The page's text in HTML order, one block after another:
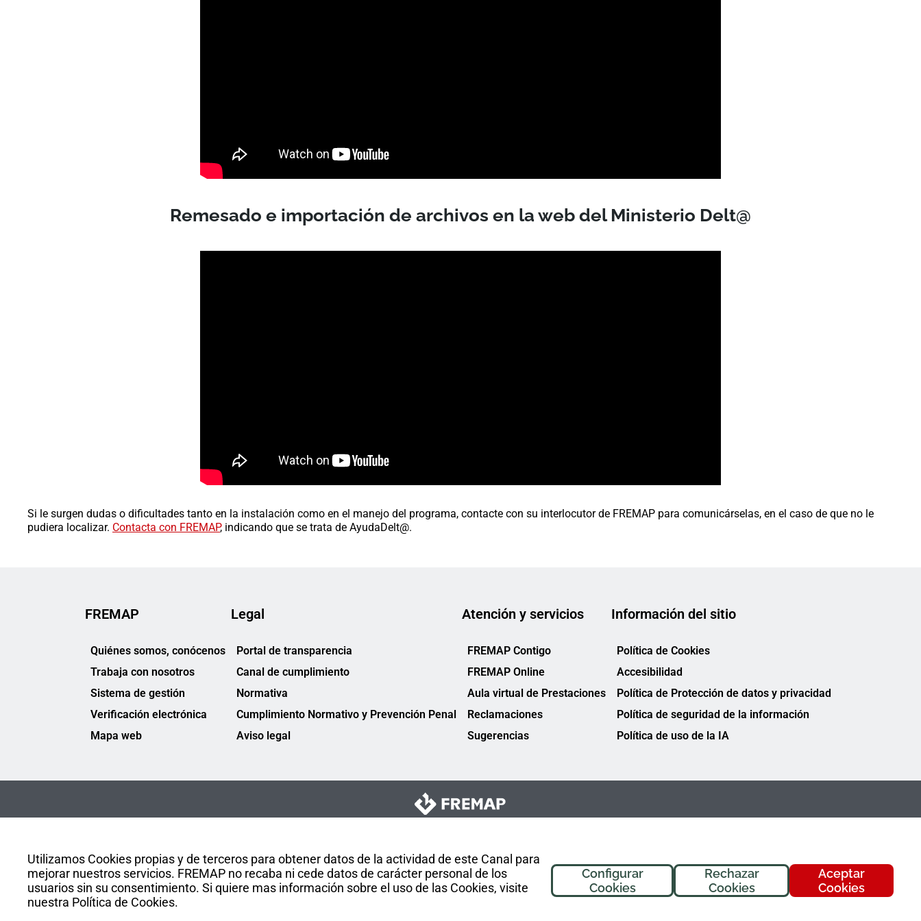
Utilizamos Cookies propias y de terceros para obtener datos de la actividad de este Canal para
mejorar nuestros servicios. FREMAP no recaba ni cede datos de carácter personal de los
usuarios sin su consentimiento. Si quiere mas información sobre el uso de las Cookies, visite
nuestra Política de Cookies.
Aceptar
Cookies
Rechazar
Cookies
Configurar
Cookies
Remesado e importación de archivos en la web del Ministerio Delt@
Si le surgen dudas o dificultades tanto en la instalación como en el manejo del programa, contacte con su interlocutor de FREMAP para comunicárselas, en el caso de que no le
pudiera localizar. Contacta con FREMAP, indicando que se trata de AyudaDelt@.
FREMAP
Quiénes somos, conócenos
Trabaja con nosotros
Sistema de gestión
Verificación electrónica
Mapa web
Legal
Portal de transparencia
Canal de cumplimiento
Normativa
Cumplimiento Normativo y Prevención Penal
Aviso legal
Atención y servicios
FREMAP Contigo
FREMAP Online
Aula virtual de Prestaciones
Reclamaciones
Sugerencias
Información del sitio
Política de Cookies
Accesibilidad
Política de Protección de datos y privacidad
Política de seguridad de la información
Política de uso de la IA